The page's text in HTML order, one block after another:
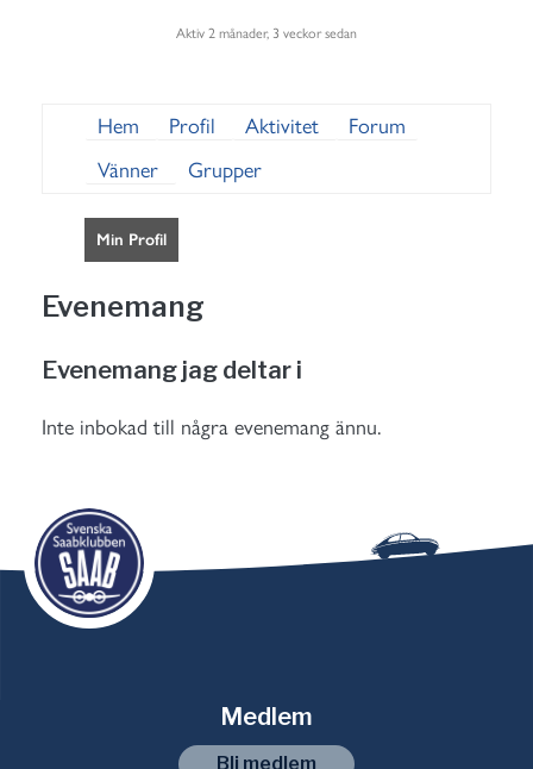
Aktiv 2 månader, 3 veckor sedan
Hem Profil Aktivitet
Forum
Vänner
Grupper
Min Profil
Evenemang
Evenemang jag deltar i
Inte inbokad till några evenemang ännu.
Medlem
Bli medlem